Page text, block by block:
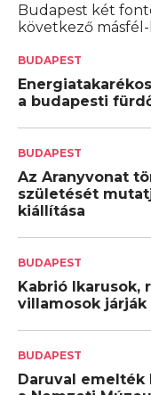
Budapest két
következő
BUDAPEST
a budapesti
BUDAPEST
Az Aranyvonat
születését
kiállítása
BUDAPEST
Kabrió Ikarusok,
villamosok
BUDAPEST
Daruval emelték